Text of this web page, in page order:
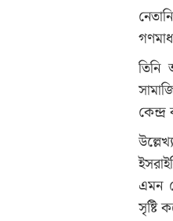
তিনি
এমন
সৃষ্টি